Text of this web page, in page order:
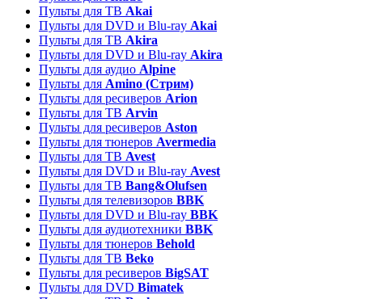
Пульты для ТВ Akai
Пульты для DVD и Blu-ray Akai
Пульты для ТВ Akira
Пульты для DVD и Blu-ray Akira
Пульты для аудио Alpine
Пульты для Amino (Стрим)
Пульты для ресиверов Arion
Пульты для ТВ Arvin
Пульты для ресиверов Aston
Пульты для тюнеров Avermedia
Пульты для ТВ Avest
Пульты для DVD и Blu-ray Avest
Пульты для ТВ Bang&Olufsen
Пульты для телевизоров BBK
Пульты для DVD и Blu-ray BBK
Пульты для аудиотехники BBK
Пульты для тюнеров Behold
Пульты для ТВ Beko
Пульты для ресиверов BigSAT
Пульты для DVD Bimatek